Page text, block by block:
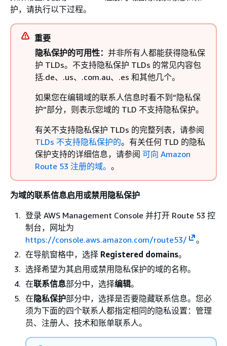
护，请执行以下过程。
重要
隐私保护的可用性： 并非所有人都能获得隐私保
护 TLDs。不支持隐私保护 TLDs 的常见内容包
括.de、.us、.com.au、.es 和其他几个。
如果您在编辑域的联系人信息时看不到“隐私保
护”部分，则表示您域的 TLD 不支持隐私保护。
有关不支持隐私保护 TLDs 的完整列表，请参阅
TLDs 不支持隐私保护的。有关任何 TLD 的隐私
保护支持的详细信息，请参阅 可向 Amazon
Route 53 注册的域。 。
为域的联系信息启用或禁用隐私保护
登录 AWS Management Console 并打开 Route 53 控
制台，网址为
https://console.aws.amazon.com/route53/
。
在导航窗格中，选择 Registered domains。
选择希望为其启用或禁用隐私保护的域的名称。
在联系信息部分中，选择编辑。
在 隐私保护部分中，选择是否要隐藏联系信息。您必
须为下面的四个联系人都指定相同的隐私设置：管理
员、注册人、技术和账单联系人。